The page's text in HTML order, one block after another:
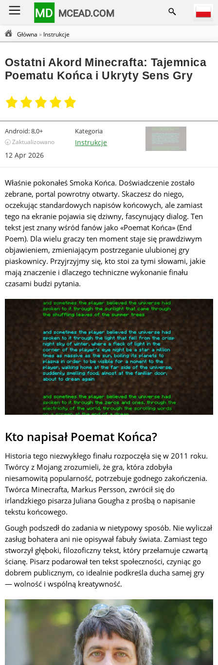
MD MCEAD.COM
Główna » Instrukcje
Ostatni Akord Minecrafta: Tajemnica
Poematu Końca i Ukryty Sens Gry
Android:8,0+
🕣 Zaktualizowano
12 Apr 2026
Kategoria
Instrukcje
Właśnie pokonałeś Smoka Końca. Doświadczenie zostało
zebrane, portal powrotny otwarty. Skaczesz do niego,
oczekując standardowych napisów końcowych, ale zamiast
tego na ekranie pojawia się dziwny, fascynujący dialog. Ten
tekst jest znany wśród fanów jako «Poemat Końca» (End
Poem). Dla wielu graczy ten moment staje się prawdziwym
objawieniem, zmieniającym postrzeganie ulubionej gry
piaskownicy. Przyjrzyjmy się, kto stoi za tymi słowami, jakie
mają znaczenie i dlaczego techniczne wykonanie finału
czasami budzi pytania.
Kto napisał Poemat Końca?
Historia tego niezwykłego finału rozpoczęła się w 2011 roku.
Twórcy z Mojang zrozumieli, że gra, która zdobyła
niesamowitą popularność, potrzebuje godnego zakończenia.
Twórca Minecrafta, Markus Persson, zwrócił się do
irlandzkiego pisarza Juliana Gougha z prośbą o napisanie
tekstu końcowego.
Gough podszedł do zadania w nietypowy sposób. Nie wyliczał
zasług bohatera ani nie opisywał fabuły świata. Zamiast tego
stworzył głęboki, filozoficzny tekst, który przełamuje czwartą
ścianę. Pisarz podarował ten tekst społeczności, czyniąc go
dobrem publicznym, co idealnie podkreśla ducha samej gry
— wolność i wspólną kreatywność.